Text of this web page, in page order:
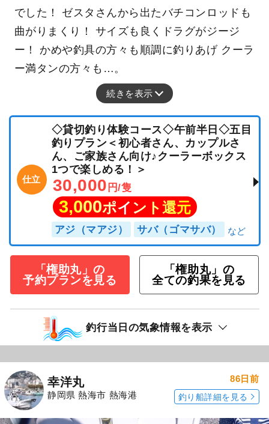
でした！ ゼスタさんから出たバチコンロッドも
曲がりまくり！ サイズも良くドラグがジージ
ー！ かめや釣具の方々も順調に釣りあげ クーラ
ー満タンの方々も…。
続きを表示
仕立
◇貸切釣り体験コース◇午前半日◇五目
釣りプラン＜初心者さん、カップルさ
ん、ご家族さん向け♪クーラーボックス
1つで楽しめる！＞
30,000 円/隻
3,000ポイント還元
アジ（マアジ） サバ（ゴマサバ）
「権助丸」の
予約プランを見る
「権助丸」の
全ての釣果を見る
釣行当日の気象情報を表示
幸洋丸
静岡県 熱海市 熱海港
86日前
釣り船詳細を見る